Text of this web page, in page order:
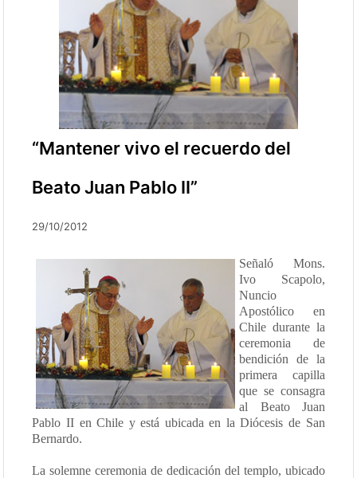
“Mantener vivo el recuerdo del
Beato Juan Pablo II”
29/10/2012
Señaló Mons.
Ivo Scapolo,
Nuncio
Apostólico en
Chile durante la
ceremonia de
bendición de la
primera capilla
que se consagra
al Beato Juan
Pablo II en Chile y está ubicada en la Diócesis de San
Bernardo.
La solemne ceremonia de dedicación del templo, ubicado